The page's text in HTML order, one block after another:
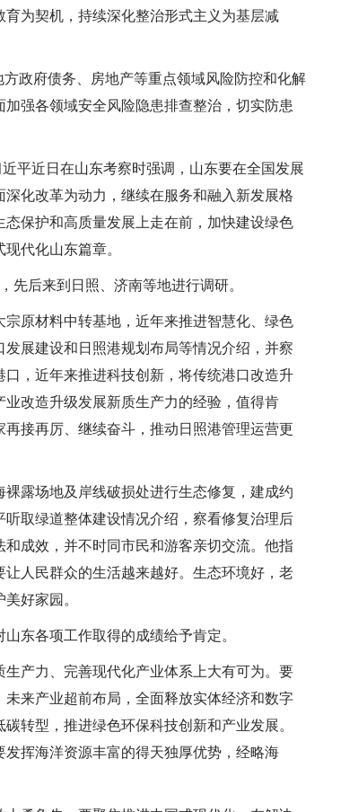
为契机，持续深化整治形式主义为基层减
政府债务、房地产等重点领域风险防控和化解
强各领域安全风险隐患排查整治，切实防患
近日在山东考察时强调，山东要在全国发展
化改革为动力，继续在服务和融入新发展格
保护和高质量发展上走在前，加快建设绿色
代化山东篇章。
后来到日照、济南等地进行调研。
原材料中转基地，近年来推进智慧化、绿色
展建设和日照港规划布局等情况介绍，并察
，近年来推进科技创新，将传统港口改造升
改造升级发展新质生产力的经验，值得肯
接再厉、继续奋斗，推动日照港管理运营更
露场地及岸线破损处进行生态修复，建成约
取绿道整体建设情况介绍，察看修复治理后
成效，并不时同市民和游客亲切交流。他指
人民群众的生活越来越好。生态环境好，老
好家园。
东各项工作取得的成绩给予肯定。
产力、完善现代化产业体系上大有可为。要
来产业超前布局，全面释放实体经济和数字
转型，推进绿色环保科技创新和产业发展。
挥海洋资源丰富的得天独厚优势，经略海